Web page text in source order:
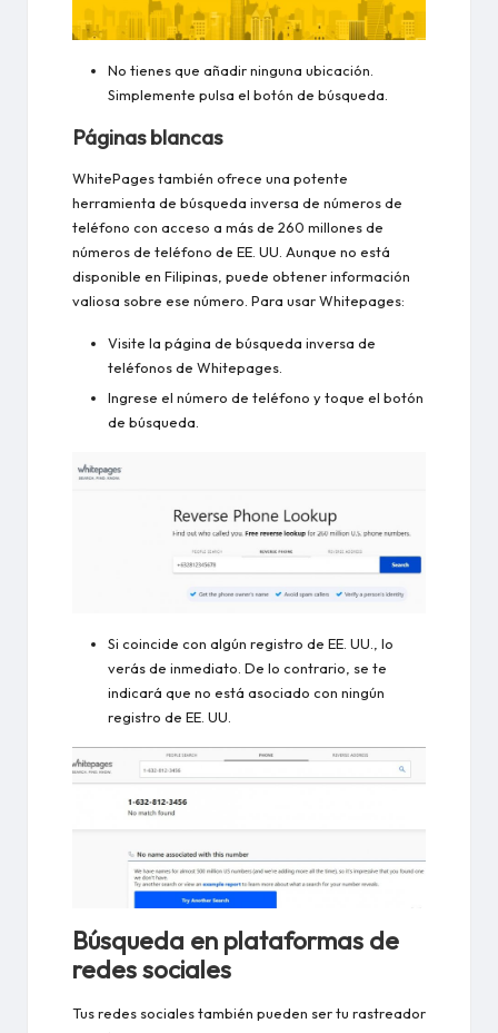
No tienes que añadir ninguna ubicación.
Simplemente pulsa el botón de búsqueda.
Páginas blancas
WhitePages también ofrece una potente
herramienta de búsqueda inversa de números de
teléfono con acceso a más de 260 millones de
números de teléfono de EE. UU. Aunque no está
disponible en Filipinas, puede obtener información
valiosa sobre ese número. Para usar Whitepages:
Visite la página de búsqueda inversa de
teléfonos de Whitepages.
Ingrese el número de teléfono y toque el botón
de búsqueda.
Si coincide con algún registro de EE. UU., lo
verás de inmediato. De lo contrario, se te
indicará que no está asociado con ningún
registro de EE. UU.
Búsqueda en plataformas de
redes sociales
Tus redes sociales también pueden ser tu rastreador